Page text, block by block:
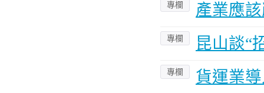
專欄 產業應
專欄 昆山談“
專欄
貨運業